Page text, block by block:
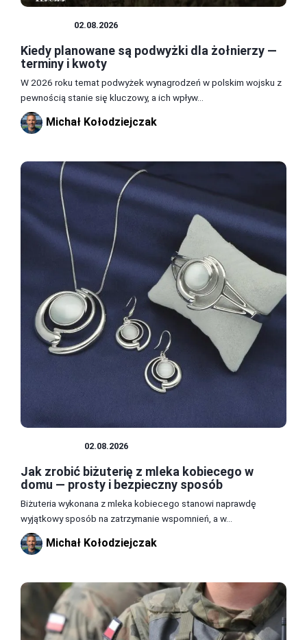
02.08.2026
Kiedy planowane są podwyżki dla żołnierzy —
terminy i kwoty
W 2026 roku temat podwyżek wynagrodzeń w polskim wojsku z
pewnością stanie się kluczowy, a ich wpływ...
Michał Kołodziejczak
02.08.2026
Jak zrobić biżuterię z mleka kobiecego w
domu — prosty i bezpieczny sposób
Biżuteria wykonana z mleka kobiecego stanowi naprawdę
wyjątkowy sposób na zatrzymanie wspomnień, a w...
Michał Kołodziejczak